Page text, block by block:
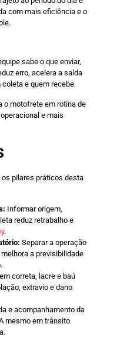
com mais eficiência e o
sabe o que enviar,
erro, acelera a saída
e quem recebe.
o motofrete em rotina de
e mais
pilares práticos desta
Informar origem,
reduz retrabalho e
.
Separar a operação
a previsibilidade
correta, lacre e baú
extravio e dano
e acompanhamento da
mesmo em trânsito